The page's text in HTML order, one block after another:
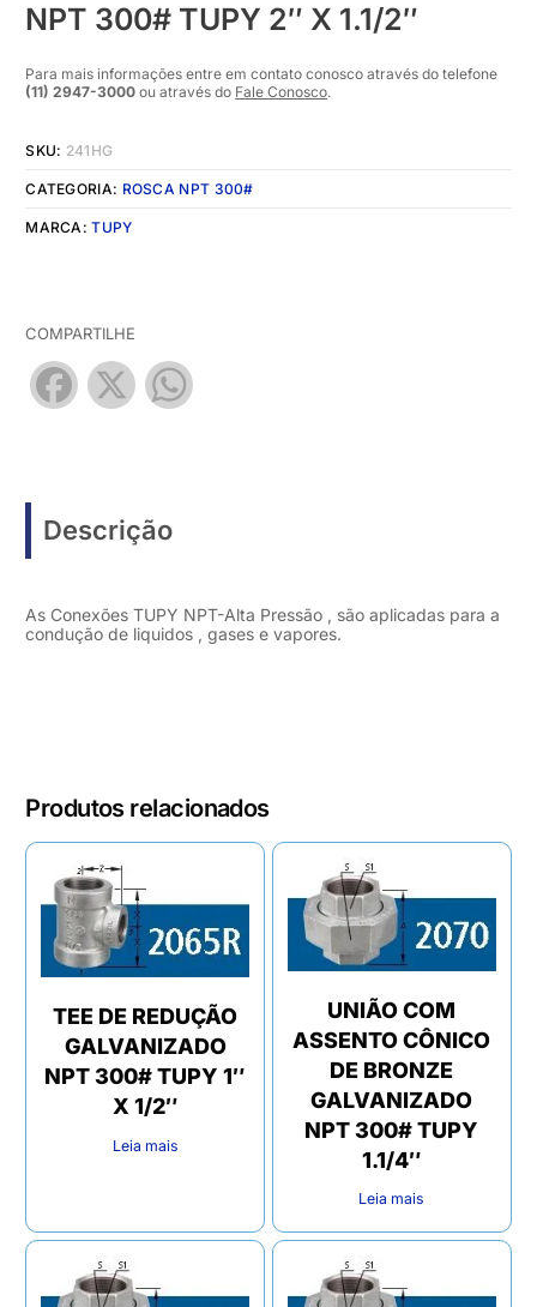
NPT 300# TUPY 2″ X 1.1/2″
Para mais informações entre em contato conosco através do telefone
(11) 2947-3000 ou através do Fale Conosco.
SKU: 241HG
CATEGORIA: ROSCA NPT 300#
MARCA:TUPY
COMPARTILHE
Facebook
X
Descrição
As Conexões TUPY NPT-Alta Pressão , são aplicadas para a
condução de liquidos , gases e vapores.
Produtos relacionados
TEE DE REDUÇÃO
GALVANIZADO
NPT 300# TUPY 1″
X 1/2″
Leia mais
UNIÃO COM
ASSENTO CÔNICO
DE BRONZE
GALVANIZADO
NPT 300# TUPY
1.1/4″
Leia mais